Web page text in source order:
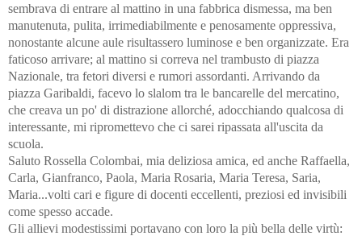
sembrava di entrare al mattino in una fabbrica dismessa, ma ben
manutenuta, pulita, irrimediabilmente e penosamente oppressiva,
nonostante alcune aule risultassero luminose e ben organizzate. Era
faticoso arrivare; al mattino si correva nel trambusto di piazza
Nazionale, tra fetori diversi e rumori assordanti. Arrivando da
piazza Garibaldi, facevo lo slalom tra le bancarelle del mercatino,
che creava un po' di distrazione allorché, adocchiando qualcosa di
interessante, mi ripromettevo che ci sarei ripassata all'uscita da
scuola.
Saluto Rossella Colombai, mia deliziosa amica, ed anche Raffaella,
Carla, Gianfranco, Paola, Maria Rosaria, Maria Teresa, Saria,
Maria...volti cari e figure di docenti eccellenti, preziosi ed invisibili
come spesso accade.
Gli allievi modestissimi portavano con loro la più bella delle virtù: